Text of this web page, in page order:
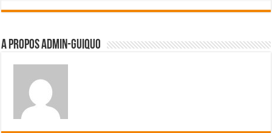
A propos admin-guiquo